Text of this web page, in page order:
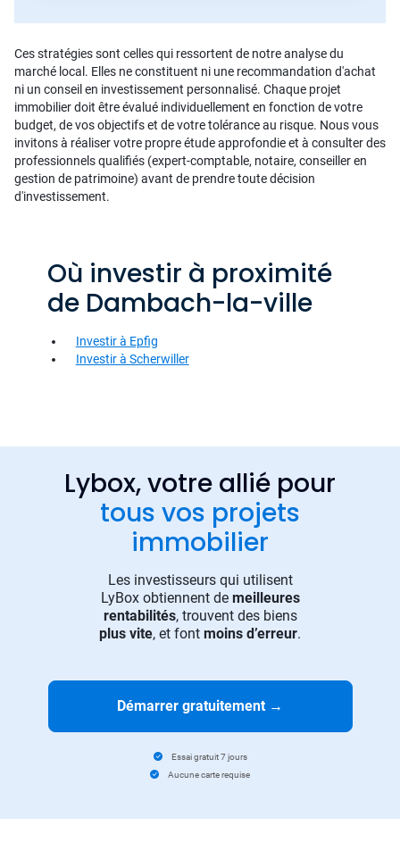
Ces stratégies sont celles qui ressortent de notre analyse du
marché local. Elles ne constituent ni une recommandation d'achat
ni un conseil en investissement personnalisé. Chaque projet
immobilier doit être évalué individuellement en fonction de votre
budget, de vos objectifs et de votre tolérance au risque. Nous vous
invitons à réaliser votre propre étude approfondie et à consulter des
professionnels qualifiés (expert-comptable, notaire, conseiller en
gestion de patrimoine) avant de prendre toute décision
d'investissement.
Où investir à proximité
de Dambach-la-ville
Investir à Epfig
Investir à Scherwiller
Lybox, votre allié pour
tous vos projets
immobilier
Les investisseurs qui utilisent
LyBox obtiennent de meilleures
rentabilités, trouvent des biens
plus vite, et font moins d’erreur.
Démarrer gratuitement →
Essai gratuit 7 jours
Aucune carte requise